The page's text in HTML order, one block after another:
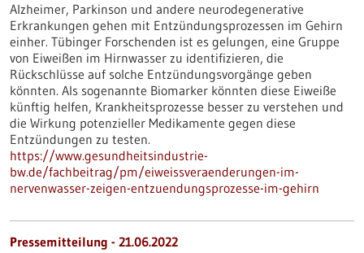
Alzheimer, Parkinson und andere neurodegenerative
Erkrankungen gehen mit Entzündungsprozessen im Gehirn
einher. Tübinger Forschenden ist es gelungen, eine Gruppe
von Eiweißen im Hirnwasser zu identifizieren, die
Rückschlüsse auf solche Entzündungsvorgänge geben
könnten. Als sogenannte Biomarker könnten diese Eiweiße
künftig helfen, Krankheitsprozesse besser zu verstehen und
die Wirkung potenzieller Medikamente gegen diese
Entzündungen zu testen.
https://www.gesundheitsindustrie-
bw.de/fachbeitrag/pm/eiweissveraenderungen-im-
nervenwasser-zeigen-entzuendungsprozesse-im-gehirn
Pressemitteilung - 21.06.2022